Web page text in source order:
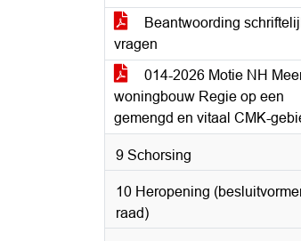
Beantwoording
vragen
014-2026 Motie NH
woningbouw Regie op een
gemengd en vitaal CMK-
9 Schorsing
10 Heropening
raad)